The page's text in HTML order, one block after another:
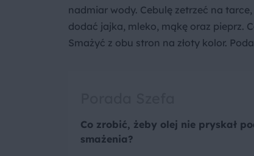
nadmiar wody. Cebulę zetrzeć na
dodać jajka, mleko, mąkę oraz pieprz.
Smażyć z obu stron na złoty kolor.
Co zrobić, żeby olej nie pryskał
smażenia?